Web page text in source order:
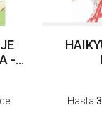
-
de
Hasta 3